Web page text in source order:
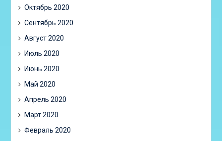
Октябрь 2020
Сентябрь 2020
Август 2020
Июль 2020
Июнь 2020
Май 2020
Апрель 2020
Март 2020
Февраль 2020